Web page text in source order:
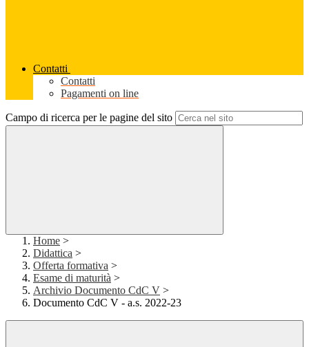
Contatti
Contatti
Pagamenti on line
Campo di ricerca per le pagine del sito
Home >
Didattica >
Offerta formativa >
Esame di maturità >
Archivio Documento CdC V >
Documento CdC V - a.s. 2022-23